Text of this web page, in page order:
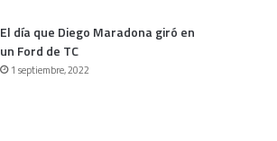
El día que Diego Maradona giró en
un Ford de TC
1 septiembre, 2022